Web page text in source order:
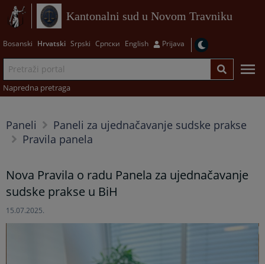
Kantonalni sud u Novom Travniku
Bosanski Hrvatski Srpski Српски English Prijava
Napredna pretraga
Paneli
Paneli za ujednačavanje sudske prakse
Pravila panela
Nova Pravila o radu Panela za ujednačavanje
sudske prakse u BiH
15.07.2025.